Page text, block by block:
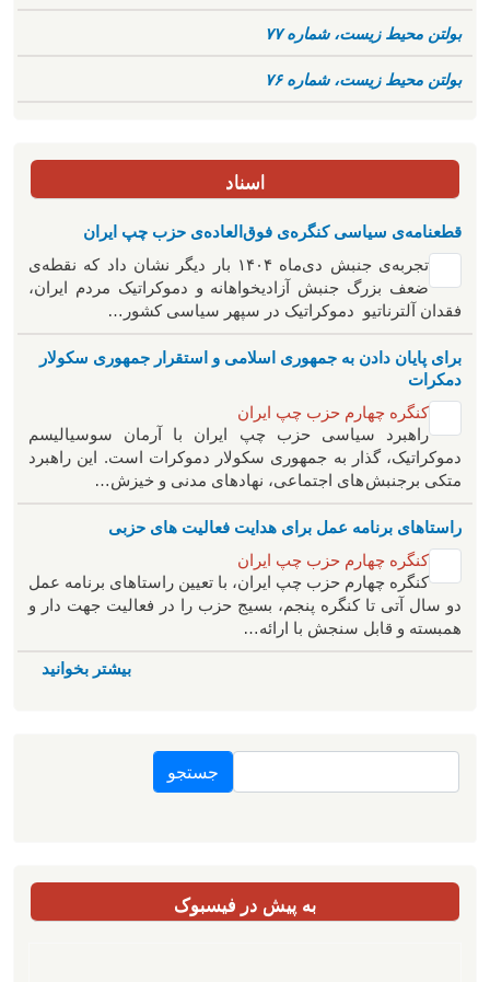
بولتن محیط زیست، شماره ۷۷
بولتن محیط زیست، شماره ۷۶
اسناد
قطعنامه‌ی سیاسی کنگره‌ی فوق‌العاده‌ی حزب چپ ایران
تجربه‌ی جنبش دی‌ماه ۱۴۰۴ بار دیگر نشان داد که نقطه‌ی
ضعف بزرگ جنبش آزادیخواهانه و دموکراتیک مردم ایران،
فقدان آلترناتیو دموکراتیک در سپهر سیاسی کشور…
برای پایان دادن به جمهوری اسلامی و استقرار جمهوری سکولار
دمکرات
کنگره چهارم حزب چپ ایران
راهبرد سياسی حزب چپ ایران با آرمان سوسیالیسم
دموکراتیک، گذار به جمهوری سکولار دموکرات است. این راهبرد
متکی برجنبش های اجتماعی، نهادهای مدنی و خیزش‌…
راستاهای برنامه عمل برای هدایت فعالیت های حزبی
کنگره چهارم حزب چپ ایران
کنگره چهارم حزب چپ ایران، با تعیین راستاهای برنامه عمل
دو سال آتی تا کنگره پنجم، بسیج حزب را در فعالیت جهت دار و
همبسته و قابل سنجش با ارائه…
بیشتر بخوانید
جستجو
به پیش در فیسبوک